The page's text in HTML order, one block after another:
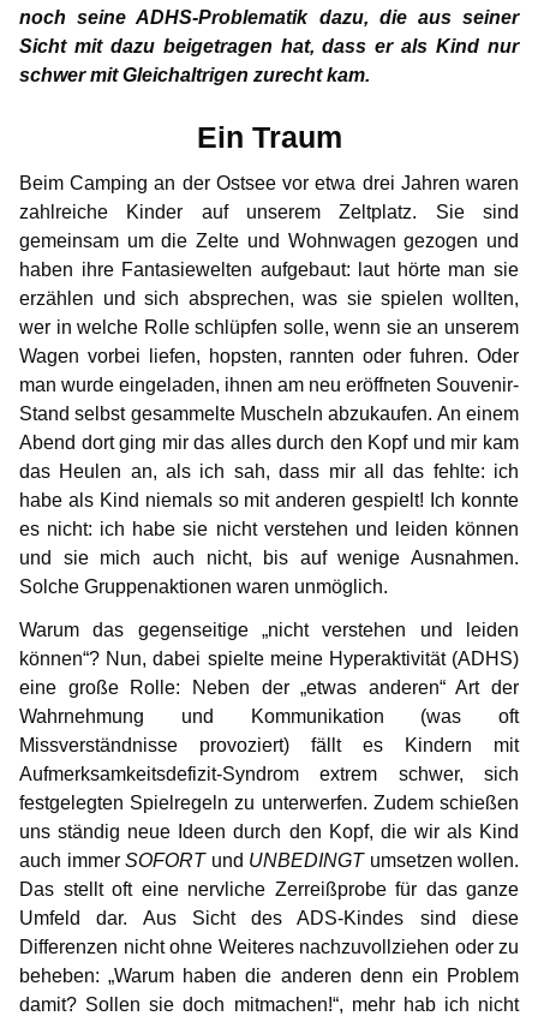
Spenden
Mitwirkende
Begriffsdefinitionen
Selbsttest Sexualität
Gedanken zur Childlove Symbolik
Doppelbetroffenheit
FAQ – häufig gestellte Fragen
Gabriel
NewMan
Marco
Max
Markus
Karamello
Johann
Klase
Takeru
Infos für Medienvertreter
Veranstaltungen
Bildungsangebote
Hilfreiches
Gedanken einer Anwältin
Wo finde ich Hilfe?
Ähnliche Plattformen
Forum
Archiv
noch seine ADHS-Problematik dazu, die aus seiner
Sicht mit dazu beigetragen hat, dass er als Kind nur
schwer mit Gleichaltrigen zurecht kam.
Ein Traum
Beim Camping an der Ostsee vor etwa drei Jahren waren
zahlreiche Kinder auf unserem Zeltplatz. Sie sind
gemeinsam um die Zelte und Wohnwagen gezogen und
haben ihre Fantasiewelten aufgebaut: laut hörte man sie
erzählen und sich absprechen, was sie spielen wollten,
wer in welche Rolle schlüpfen solle, wenn sie an unserem
Wagen vorbei liefen, hopsten, rannten oder fuhren. Oder
man wurde eingeladen, ihnen am neu eröffneten Souvenir-
Stand selbst gesammelte Muscheln abzukaufen. An einem
Abend dort ging mir das alles durch den Kopf und mir kam
das Heulen an, als ich sah, dass mir all das fehlte: ich
habe als Kind niemals so mit anderen gespielt! Ich konnte
es nicht: ich habe sie nicht verstehen und leiden können
und sie mich auch nicht, bis auf wenige Ausnahmen.
Solche Gruppenaktionen waren unmöglich.
Warum das gegenseitige „nicht verstehen und leiden
können“? Nun, dabei spielte meine Hyperaktivität (ADHS)
eine große Rolle: Neben der „etwas anderen“ Art der
Wahrnehmung und Kommunikation (was oft
Missverständnisse provoziert) fällt es Kindern mit
Aufmerksamkeitsdefizit-Syndrom extrem schwer, sich
festgelegten Spielregeln zu unterwerfen. Zudem schießen
uns ständig neue Ideen durch den Kopf, die wir als Kind
auch immer SOFORTund UNBEDINGTumsetzen wollen.
Das stellt oft eine nervliche Zerreißprobe für das ganze
Umfeld dar. Aus Sicht des ADS-Kindes sind diese
Differenzen nicht ohne Weiteres nachzuvollziehen oder zu
beheben: „Warum haben die anderen denn ein Problem
damit? Sollen sie doch mitmachen!“, mehr hab ich nicht
Ich
Erfahrung mit SSRI
Marcos Ehrenkodex für Pädophile
Max
„Sag mal, tut dir das gut?“
Meine Strategien
Gedanken zur Liebe – eine Antwort an Gabriel
Sonnenaufgang
Erfahrung mit Androcur®
Was ich in der Therapie gelernt habe
Was motiviert euch?
Wie ich zum ersten Mal ein Kind auf dem Arm hielt
Markus
Suizid
Angst und Liebe
Traumatherapie
Karamello
Johann
Klase
Takeru